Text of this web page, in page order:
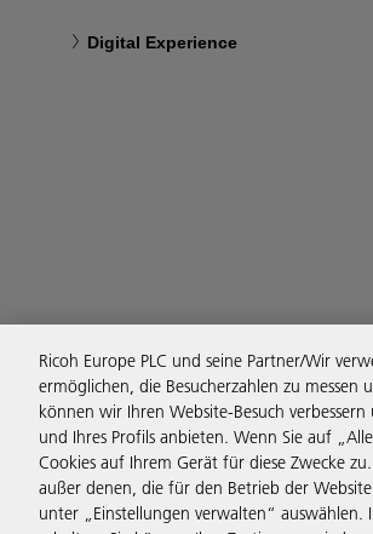
Digital Experience
Ricoh Europe PLC und seine Partner/Wir
ermöglichen, die Besucherzahlen zu
können wir Ihren Website-Besuch
und Ihres Profils anbieten. Wenn Sie auf
Cookies auf Ihrem Gerät für diese Zwecke
außer denen, die für den Betrieb der
unter „Einstellungen verwalten“